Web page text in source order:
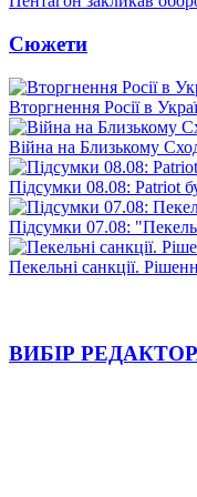
Сюжети
Вторгнення Росії в
Війна на Близькому
Підсумки 08.08: Patriot
Підсумки 07.08:
Пекельні санкції.
ВИБІР